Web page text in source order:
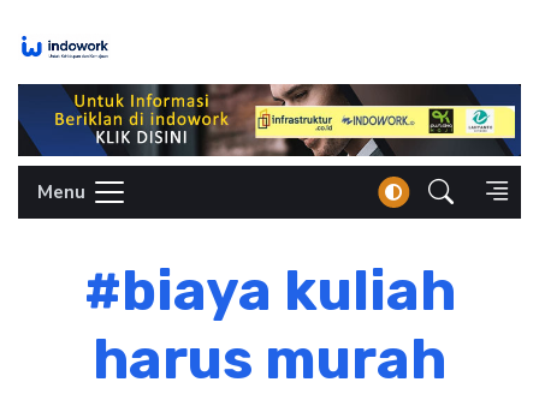
Menu
#biaya kuliah
harus murah